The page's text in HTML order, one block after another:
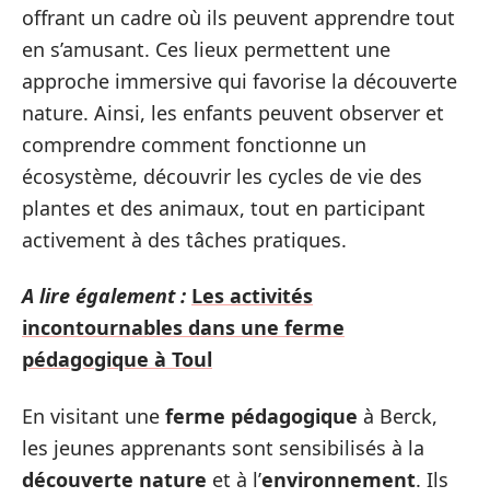
offrant un cadre où ils peuvent apprendre tout
en s’amusant. Ces lieux permettent une
approche immersive qui favorise la découverte
nature. Ainsi, les enfants peuvent observer et
comprendre comment fonctionne un
écosystème, découvrir les cycles de vie des
plantes et des animaux, tout en participant
activement à des tâches pratiques.
A lire également : Les activités
incontournables dans une ferme
pédagogique à Toul
En visitant une ferme pédagogique à Berck,
les jeunes apprenants sont sensibilisés à la
découverte nature et à l’environnement. Ils